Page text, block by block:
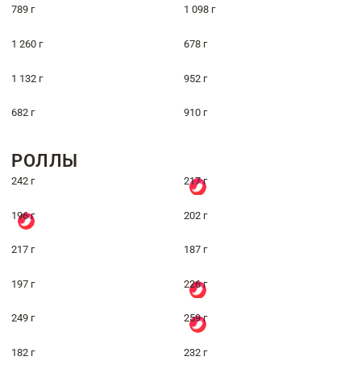
789 г 1 098 г
1 260 г 678 г
1 132 г 952 г
682 г 910 г
РОЛЛЫ
242 г 217 г
196 г 202 г
217 г 187 г
197 г 226 г
249 г 259 г
182 г 232 г